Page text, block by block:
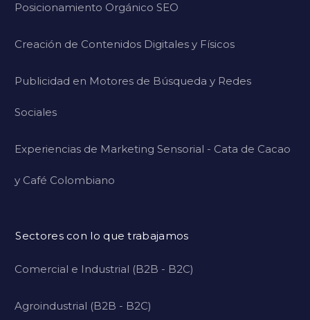
Posicionamiento Orgánico SEO
Creación de Contenidos Digitales y Físicos
Publicidad en Motores de Búsqueda y Redes
Sociales
Experiencias de Marketing Sensorial - Cata de Cacao
y Café Colombiano
Sectores con lo que trabajamos
Comercial e Industrial (B2B - B2C)
Agroindustrial (B2B - B2C)